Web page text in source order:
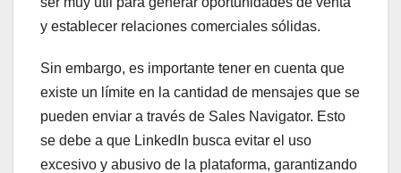
y establecer relaciones comerciales sólidas.
Sin embargo, es importante tener en cuenta que
existe un límite en la cantidad de mensajes que se
pueden enviar a través de Sales Navigator. Esto
se debe a que LinkedIn busca evitar el uso
excesivo y abusivo de la plataforma, garantizando